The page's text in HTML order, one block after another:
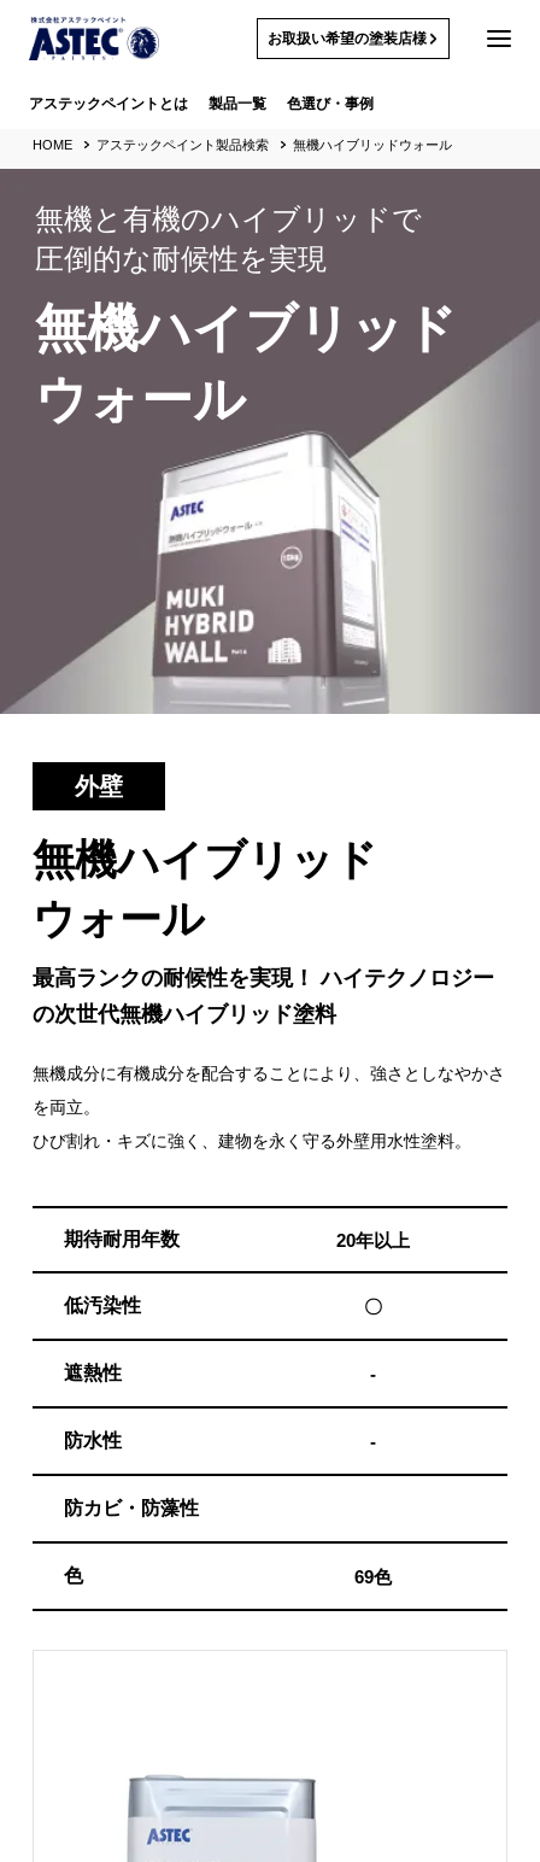
アステックペイントとは 製品一覧 色選び・事例
お取扱い希望の塗装店様
HOME アステックペイント製品検索 無機ハイブリッドウォール
無機と有機のハイブリッドで
圧倒的な耐候性を実現
無機ハイブリッド
ウォール
外壁
無機ハイブリッド
ウォール
最高ランクの耐候性を実現！ ハイテクノロジー
の次世代無機ハイブリッド塗料
無機成分に有機成分を配合することにより、強さとしなやかさ
を両立。
ひび割れ・キズに強く、建物を永く守る外壁用水性塗料。
期待耐用年数 20年以上
低汚染性 〇
遮熱性 -
防水性 -
防カビ・防藻性
色 69色